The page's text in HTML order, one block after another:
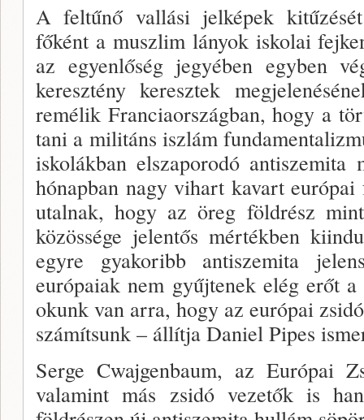
A feltűnő vallási jelképek
főként a muszlim lányok iskolai
az egyenlőség jegyében egyben
keresztény ke­resztek
remélik Franciaországban, hogy a
tani a militáns iszlám
isko­lákban elszaporodó
hónapban nagy vihart kavart
utalnak, hogy az öreg földrész
közössége jelentős mértékben
egyre gyakoribb antiszemita
európaiak nem gyűj­tenek elég erőt
okunk van arra, hogy az euró­pai
számítsunk – állítja Daniel Pipes
Serge Cwajgenbaum, az Európai
valamint más zsidó vezetők is